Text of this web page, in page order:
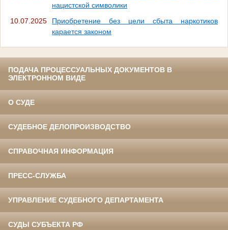
нацистской символики
10.07.2025
Приобретение без цели сбыта наркотиков
карается законом
ПОДАЧА ПРОЦЕССУАЛЬНЫХ ДОКУМЕНТОВ В
ЭЛЕКТРОННОМ ВИДЕ
О СУДЕ
СУДЕБНОЕ ДЕЛОПРОИЗВОДСТВО
СПРАВОЧНАЯ ИНФОРМАЦИЯ
ПРЕСС-СЛУЖБА
УПРАВЛЕНИЕ СУДЕБНОГО ДЕПАРТАМЕНТА
СУДЫ СУБЪЕКТА РФ